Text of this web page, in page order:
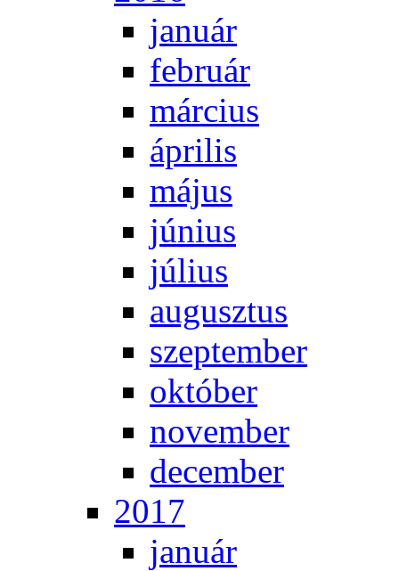
ja­nu­ár
feb­ru­ár
már­ci­us
áp­ri­lis
má­jus
jú­ni­us
jú­li­us
au­gusz­tus
szep­tem­ber
ok­tó­ber
no­vem­ber
de­cem­ber
2017
ja­nu­ár